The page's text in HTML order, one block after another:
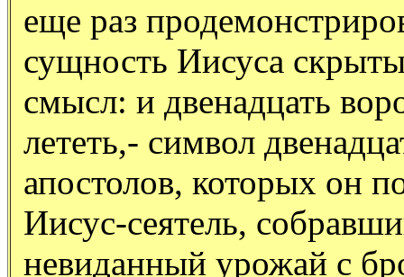
еще раз
сущность Иисуса
смысл: и двенадцать
лететь,- символ
апостолов, которых он
Иисус-сеятель,
невиданный урожай с